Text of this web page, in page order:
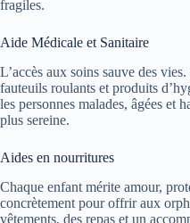
fragiles.
Aide Médicale et Sanitaire
L’accès aux soins sauve des
fauteuils roulants et produits
les personnes malades, âgées et
plus sereine.
Aides en nourritures
Chaque enfant mérite amour,
concrètement pour offrir aux
vêtements, des repas et un